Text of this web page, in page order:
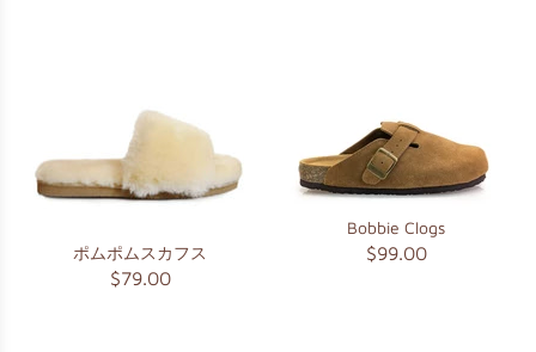
ポムポムスカフス
$79.00
Bobbie Clogs
$99.00